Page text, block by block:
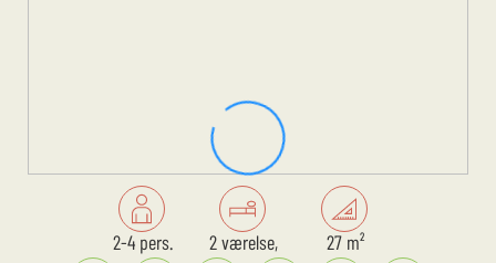
2-4 pers. 2 værelse, 27 m²